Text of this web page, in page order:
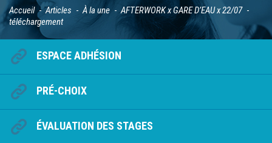
Accueil Articles À la une
AFTERWORK x GARE D’EAU x 22/07
téléchargement
ESPACE ADHÉSION
PRÉ-CHOIX
ÉVALUATION DES STAGES